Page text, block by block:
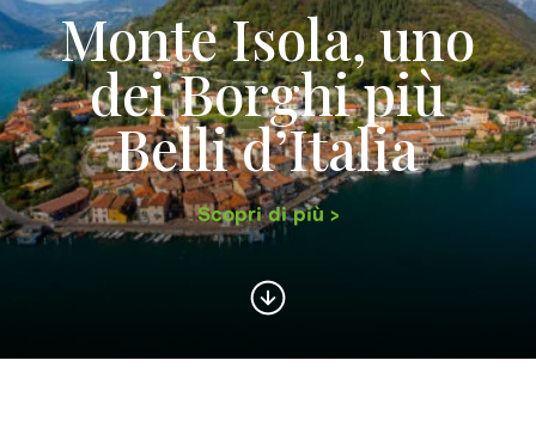
Monte Isola, uno
dei Borghi più
Belli d’Italia
Scopri di più >